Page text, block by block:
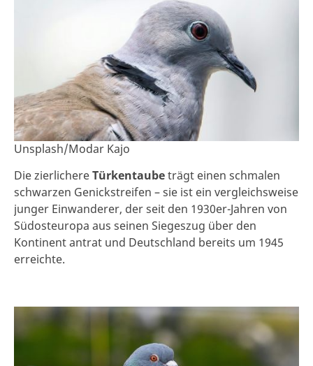
Unsplash/Modar Kajo
Die zierlichereTürkentaubeträgt einen schmalen
schwarzen Genickstreifen – sie ist ein vergleichsweise
junger Einwanderer, der seit den 1930er-Jahren von
Südosteuropa aus seinen Siegeszug über den
Kontinent antrat und Deutschland bereits um 1945
erreichte.